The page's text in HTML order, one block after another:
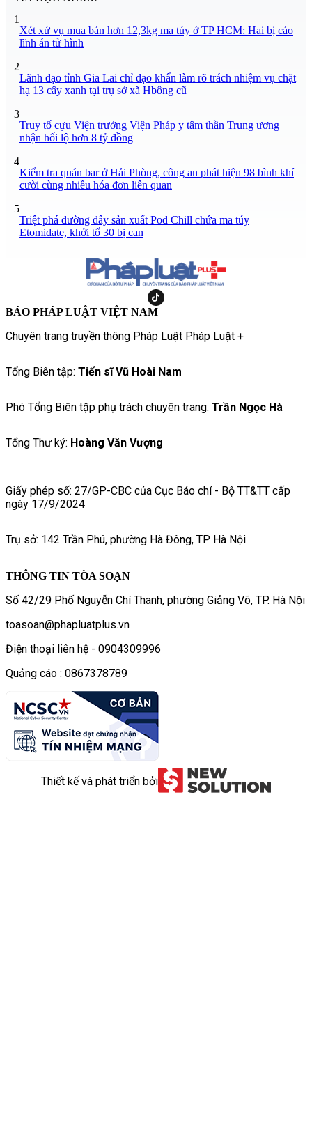
1
Xét xử vụ mua bán hơn 12,3kg ma túy ở TP HCM: Hai bị cáo
lĩnh án tử hình
2
Lãnh đạo tỉnh Gia Lai chỉ đạo khẩn làm rõ trách nhiệm vụ chặt
hạ 13 cây xanh tại trụ sở xã Hbông cũ
3
Truy tố cựu Viện trưởng Viện Pháp y tâm thần Trung ương
nhận hối lộ hơn 8 tỷ đồng
4
Kiểm tra quán bar ở Hải Phòng, công an phát hiện 98 bình khí
cười cùng nhiều hóa đơn liên quan
5
Triệt phá đường dây sản xuất Pod Chill chứa ma túy
Etomidate, khởi tố 30 bị can
BÁO PHÁP LUẬT VIỆT NAM
Chuyên trang truyền thông Pháp Luật Pháp Luật +
Tổng Biên tập: Tiến sĩ Vũ Hoài Nam
Phó Tổng Biên tập phụ trách chuyên trang: Trần Ngọc Hà
Tổng Thư ký: Hoàng Văn Vượng
Giấy phép số: 27/GP-CBC của Cục Báo chí - Bộ TT&TT cấp
ngày 17/9/2024
Trụ sở: 142 Trần Phú, phường Hà Đông, TP Hà Nội
THÔNG TIN TÒA SOẠN
Số 42/29 Phố Nguyễn Chí Thanh, phường Giảng Võ, TP. Hà Nội
toasoan@phapluatplus.vn
Điện thoại liên hệ - 0904309996
Quảng cáo : 0867378789
Thiết kế và phát triển bởi